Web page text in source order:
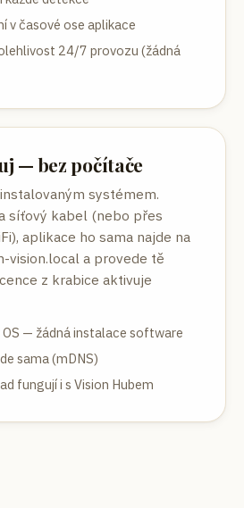
v časové ose aplikace
24/7 provozu (žádná
— bez počítače
systémem.
síťový kabel (nebo přes
aplikace ho sama najde na
vision.local a provede tě
z krabice aktivuje
— žádná instalace software
sama (mDNS)
fungují i s Vision Hubem